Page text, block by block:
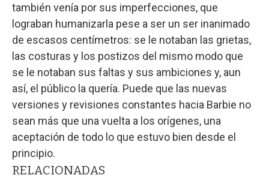
también venía por sus imperfecciones, que
lograban humanizarla pese a ser un ser inanimado
de escasos centímetros: se le notaban las grietas,
las costuras y los postizos del mismo modo que
se le notaban sus faltas y sus ambiciones y, aun
así, el público la quería. Puede que las nuevas
versiones y revisiones constantes hacia Barbie no
sean más que una vuelta a los orígenes, una
aceptación de todo lo que estuvo bien desde el
principio.
RELACIONADAS